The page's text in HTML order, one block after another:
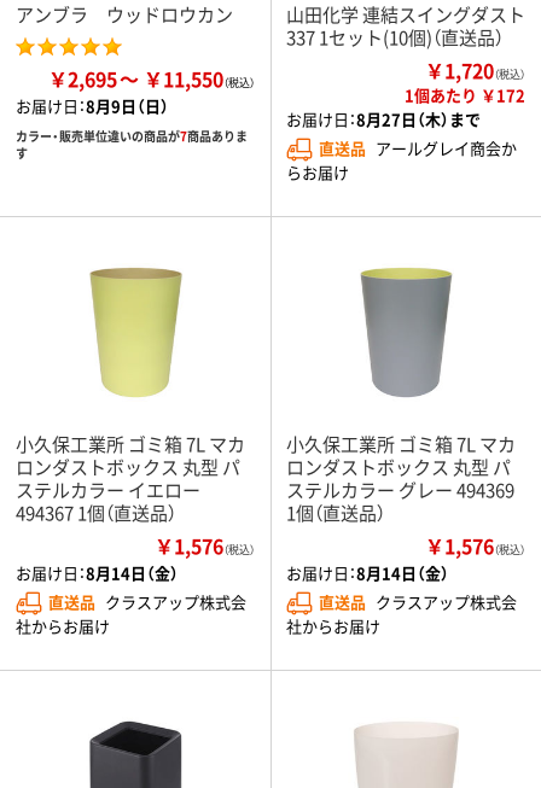
アンブラ ウッドロウカン
￥2,695 ￥11,550
お届け日：8月9日（日）
カラー・販売単位違いの商品が7商品ありま
す
山田化学 連結スイングダスト
337 1セット(10個)（直送品）
￥1,720（税込）
1個あたり ￥172
お届け日：8月27日（木）まで
直送品 アールグレイ商会か
らお届け
小久保工業所 ゴミ箱 7L マカ
ロンダストボックス 丸型 パ
ステルカラー イエロー
494367 1個（直送品）
￥1,576（税込）
お届け日：8月14日（金）
直送品 クラスアップ株式会
社からお届け
小久保工業所 ゴミ箱 7L マカ
ロンダストボックス 丸型 パ
ステルカラー グレー 494369
1個（直送品）
￥1,576（税込）
お届け日：8月14日（金）
直送品 クラスアップ株式会
社からお届け